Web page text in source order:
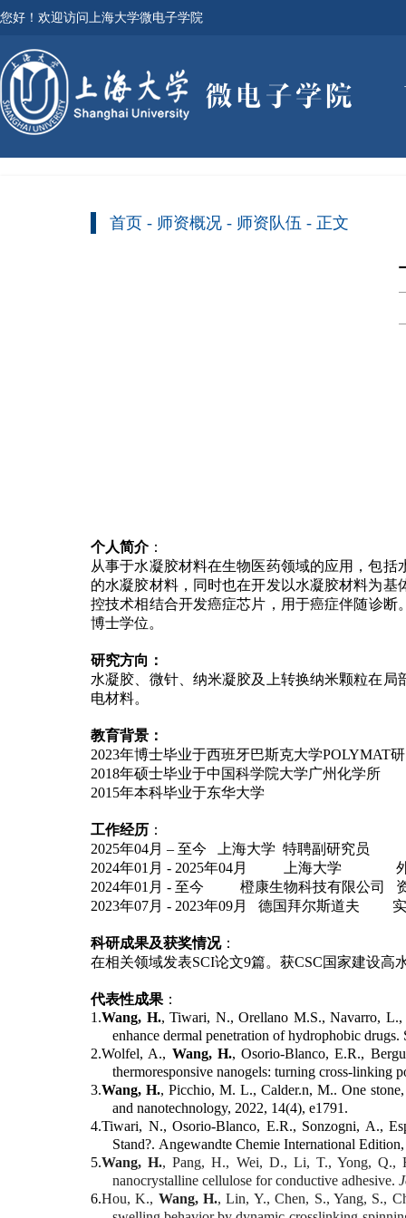
您好！欢迎访问上海大学微电子学院
首页 - 师资概况 - 师资队伍 - 正文
个人简介：
从事于水凝胶材料在生物医药领域的应用，包
的水凝胶材料，同时也在开发以水凝胶材料为
控技术相结合开发癌症芯片，用于癌症伴随诊断
博士学位。
研究方向：
水凝胶、微针、纳米凝胶及上转换纳米颗粒在
电材料。
教育背景：
2023年博士毕业于西班牙巴斯克大学POLYMAT
2018年硕士毕业于中国科学院大学广州化学所
2015年本科毕业于东华大学
工作经历 ：
2025年04月 – 至今 上海大学 特聘副研究员
2024年01月 - 2025年04月 上海大学 外
2024年01月 - 至今 橙康生物科技有限公司
2023年07月 - 2023年09月 德国拜尔斯道夫
科研成果及获奖情况：
在相关领域发表SCI论文9篇。获CSC国家建设高
代表性成果 ：
1.Wang, H., Tiwari, N., Orellano M.S., Navarro, L.,
enhance dermal penetration of hydrophobic drugs.
2.Wolfel, A., Wang, H., Osorio-Blanco, E.R.,
thermoresponsive nanogels: turning cross-linking
3.Wang, H., Picchio, M. L., Calder.n, M.. One stone,
and nanotechnology, 2022, 14(4), e1791.
4.Tiwari, N., Osorio-Blanco, E.R., Sonzogni, A.,
Stand?. Angewandte Chemie International
5.Wang, H., Pang, H., Wei, D., Li, T., Yong, Q.,
nanocrystalline cellulose for conductive adhesive.
6.Hou, K., Wang, H., Lin, Y., Chen, S., Yang, S.,